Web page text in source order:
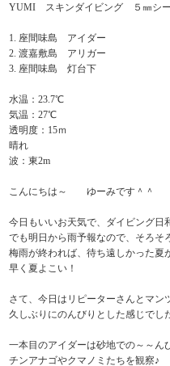
YUMI スキンダイビング ５㎜シ
座間味島 アイダー
渡嘉敷島 アリガー
座間味島 灯台下
水温：23.7℃
気温：27℃
透明度：15ｍ
晴れ
波：東2m
こんにちは～ ゆーみです＾＾
今日もいいお天気で、ダイビング日
でも明日から雨予報なので、そろそ
梅雨が終われば、待ち遠しかった夏
早く夏よこい！
さて、今日はリピーターさんとマン
久しぶりにのんびりとした感じでし
一本目のアイダーは砂地での～～ん
チンアナゴやクマノミたちを観察♪